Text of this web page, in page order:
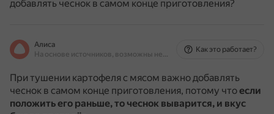
добавлять чеснок в самом конце приготовления?
Алиса
На основе источников, возможны неточности
Как это работает?
При тушении картофеля с мясом важно добавлять
чеснок в самом конце приготовления, потому чтоесли
положить его раньше, то чеснок выварится, и вкус